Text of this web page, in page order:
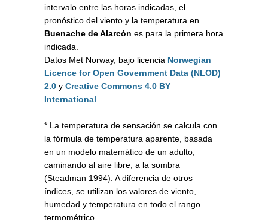
intervalo entre las horas indicadas, el
pronóstico del viento y la temperatura en
Buenache de Alarcón es para la primera hora
indicada.
Datos Met Norway, bajo licencia Norwegian
Licence for Open Government Data (NLOD)
2.0 y Creative Commons 4.0 BY
International
* La temperatura de sensación se calcula con
la fórmula de temperatura aparente, basada
en un modelo matemático de un adulto,
caminando al aire libre, a la sombra
(Steadman 1994). A diferencia de otros
índices, se utilizan los valores de viento,
humedad y temperatura en todo el rango
termométrico.